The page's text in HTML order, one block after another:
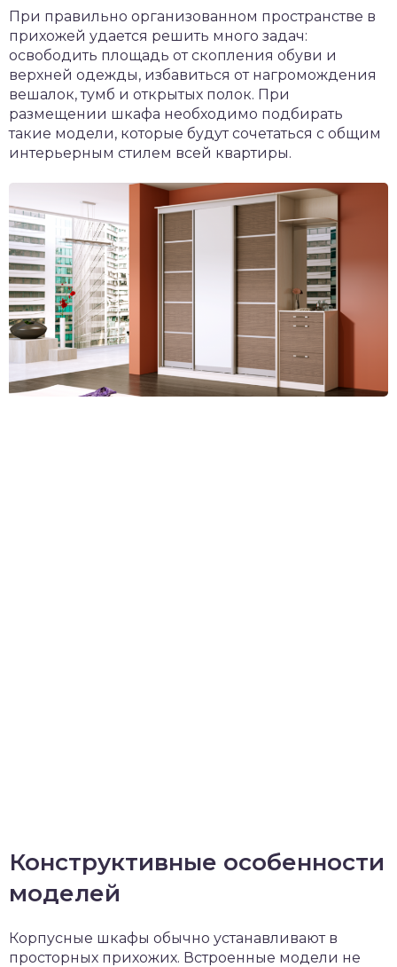
При правильно организованном пространстве в
прихожей удается решить много задач:
освободить площадь от скопления обуви и
верхней одежды, избавиться от нагромождения
вешалок, тумб и открытых полок. При
размещении шкафа необходимо подбирать
такие модели, которые будут сочетаться с общим
интерьерным стилем всей квартиры.
Конструктивные особенности
моделей
Корпусные шкафы обычно устанавливают в
просторных прихожих. Встроенные модели не